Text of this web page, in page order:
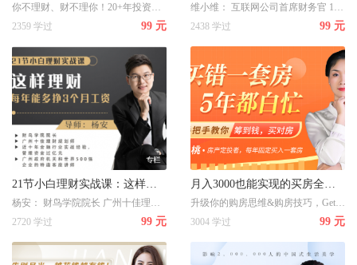
你不理财、财不理你！20+年投资理财实战的理财专家曾鹏宇，为你讲述聪明女人的21节理财必修课：和钱做朋友，为你积累财富/ 高品质生活/不迷茫人生
2359 学过
99 元
维小维： 互联网公司首席财务官 10+年高管经验，掌管20亿资产 曾任四大会计师事务所、宝洁、网易等名企管理层
2438 学过
99 元
21节小白理财实战课：这样理财，每年能多挣3个月工资
杨安： 财鸟学院院长 广州十佳理财规划师 近十年金融行业实战经验 管理资产过亿元
2720 学过
99 元
月入3000也能实现的买房全攻略：18堂课手把手教你轻松筹到钱，买对人生第一套房
升级你的购房思维&购房技巧，Get最实用的房产投资策略，一套普通人也适用的买房攻略，从0-1房产投资践行者，每年固定买入一套房，在桃桃老师的指导下，上万名学员都实现了财富自由。
3004 学过
99 元